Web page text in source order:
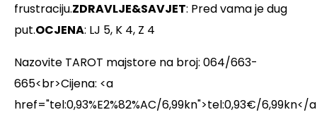
frustraciju.ZDRAVLJE&SAVJET: Pred vama je dug
put.OCJENA: LJ 5, K 4, Z 4
Nazovite TAROT majstore na broj: 064/663-
665<br>Cijena: <a
href="tel:0,93%E2%82%AC/6,99kn">tel:0,93€/6,99kn</